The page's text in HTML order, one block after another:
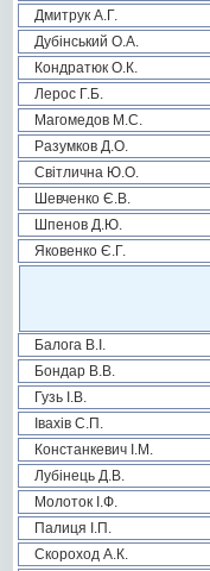
Дмитрук А.Г.
Дубінський О.А.
Кондратюк О.К.
Лерос Г.Б.
Магомедов М.С.
Разумков Д.О.
Світлична Ю.О.
Шевченко Є.В.
Шпенов Д.Ю.
Яковенко Є.Г.
Балога В.І.
Бондар В.В.
Гузь І.В.
Івахів С.П.
Констанкевич І.М.
Лубінець Д.В.
Молоток І.Ф.
Палиця І.П.
Скороход А.К.